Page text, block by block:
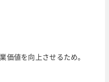
価値を向上させるため。